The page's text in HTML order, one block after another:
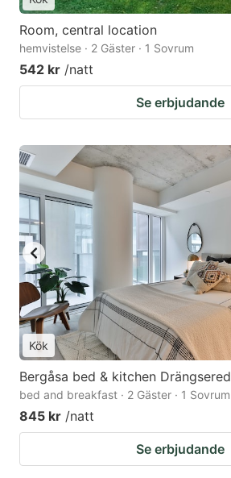
Room, central location
hemvistelse · 2 Gäster · 1 Sovrum
542 kr /natt
Se erbjudande
Kök
Bergåsa bed & kitchen Drängsered
bed and breakfast · 2 Gäster · 1 Sovrum
845 kr /natt
Se erbjudande